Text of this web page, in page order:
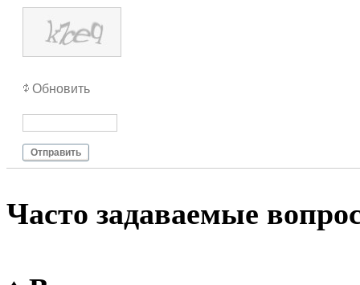
Обновить
Отправить
Чacтo зaдaвaeмыe